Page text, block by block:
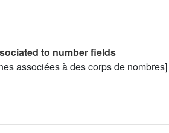
to number fields
associées à des corps de nombres]